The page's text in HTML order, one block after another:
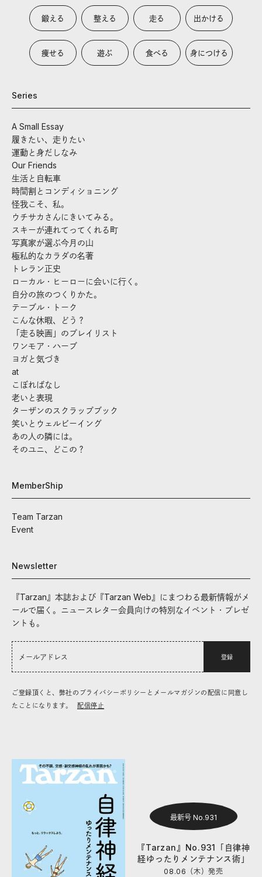
鍛える 整える 走る 出かける
痩せる 遊ぶ 食べる 身につける
Series
A Small Essay
履きたい、走りたい
運動と身だしなみ
Our Friends
生活と自転車
時間割とコンディショニング
怪我こそ、私。
ウチサカさんにきいてみる。
スキーが連れてってくれる町
写真家が選ぶ今月の山
極私的なカラダの名著
トレラン正史
ローカル・ヒーローに会いに行く。
自分の旅のつくりかた。
テーブル・トーク
こんな休暇、どう？
「走る映画」のプレイリスト
ワンモア・ハーブ
ヨガと気づき
at
こぼればなし
老いと表現
ターザンのスクラップブック
笑いとウェルビーイング
あの人の隣には。
そのユニ、どこの？
MemberShip
Team Tarzan
Event
Newsletter
『Tarzan』本誌および『Tarzan Web』にまつわる最新情報がメ
ールで届く。ニュースレター会員向けの特別なイベント・プレゼ
ントも。
登録
ご登録頂くと、弊社のプライバシーポリシーとメールマガジンの配信に同意し
たことになります。
配信停止
最新号 No.931
『Tarzan』No.931「自律神
経ゆったりメンテナンス術」
08.06（木）発売